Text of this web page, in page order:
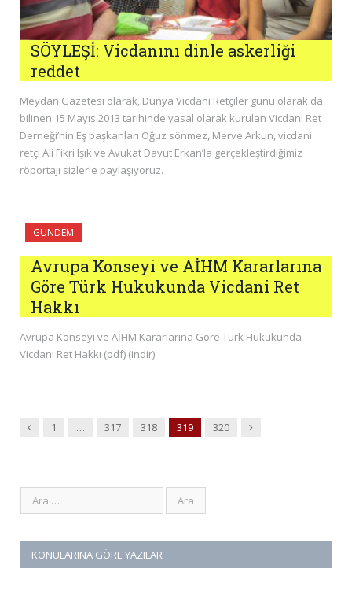
SÖYLEŞİ: Vicdanını dinle askerliği
reddet
Meydan Gazetesi olarak, Dünya Vicdani Retçiler günü olarak da
bilinen 15 Mayıs 2013 tarihinde yasal olarak kurulan Vicdani Ret
Derneği’nin Eş başkanları Oğuz sönmez, Merve Arkun, vicdani
retçi Ali Fikri Işık ve Avukat Davut Erkan’la gerçekleştirdiğimiz
röportajı sizlerle paylaşıyoruz.
GÜNDEM
Avrupa Konseyi ve AİHM Kararlarına
Göre Türk Hukukunda Vicdani Ret
Hakkı
Avrupa Konseyi ve AİHM Kararlarına Göre Türk Hukukunda
Vicdani Ret Hakkı (pdf) (indir)
Previous
1 … 317 318 319 320 Next
KONULARINA GÖRE YAZILAR